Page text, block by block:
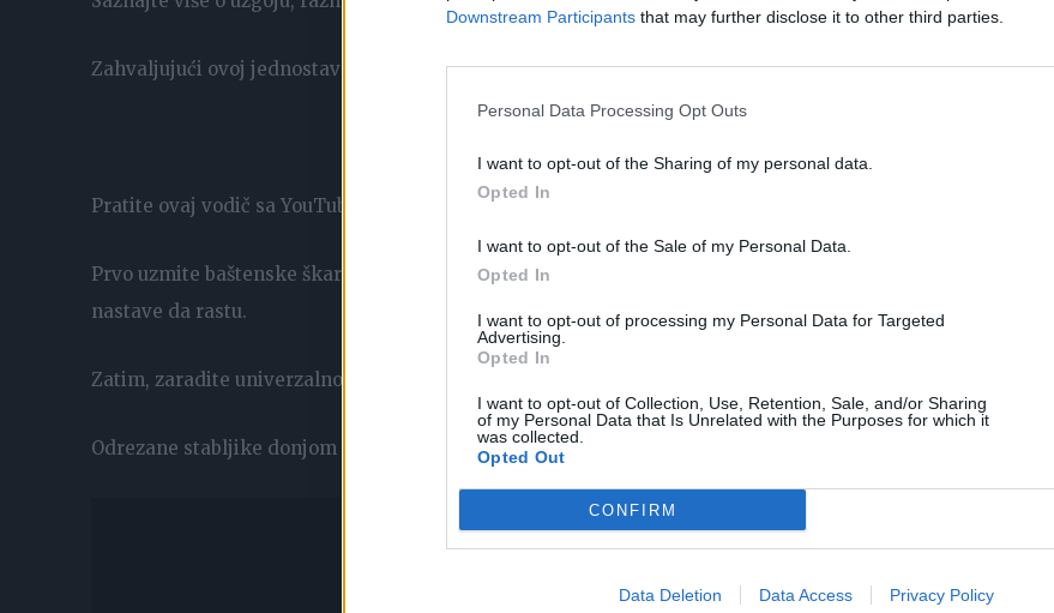
Downstream Participants that may further disclose it to other third parties.
Personal Data Processing Opt Outs
I want to opt-out of the Sharing of my personal data.
Opted In
I want to opt-out of the Sale of my Personal Data.
Opted In
I want to opt-out of processing my Personal Data for Targeted
Advertising.
Opted In
I want to opt-out of Collection, Use, Retention, Sale, and/or Sharing
of my Personal Data that Is Unrelated with the Purposes for which it
was collected.
Opted Out
CONFIRM
Data Deletion Data Access Privacy Policy
Zahvaljujući ovoj jednostavnoj metodi, možete besplatno razmnožavati nove biljke.
Pratite ovaj vodič sa YouTube kanala Cvetočnye sovety ot Eleny.
Prvo uzmite baštenske škare, zamiokulku i odrežite mu sve stabljike iznad zemlje, osim 2-3, koje pustite da
nastave da rastu.
Zatim, zaradite univerzalno gnojivo za sobne biljke i sipajte u lonac s matičnom biljkom.
Odrezane stabljike donjom stranom uronite u vodu i ostavite da odstoje dok biljka ne pusti nove korijene.